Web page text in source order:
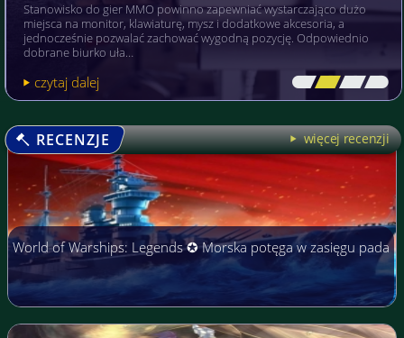
Stanowisko do gier MMO powinno zapewniać wystarczająco dużo
miejsca na monitor, klawiaturę, mysz i dodatkowe akcesoria, a
jednocześnie pozwalać zachować wygodną pozycję. Odpowiednio
dobrane biurko uła…
czytaj dalej [\ \\ \\ \]
RECENZJE więcej recenzji
World of Warships: Legends ✪ Morska potęga w zasięgu pada